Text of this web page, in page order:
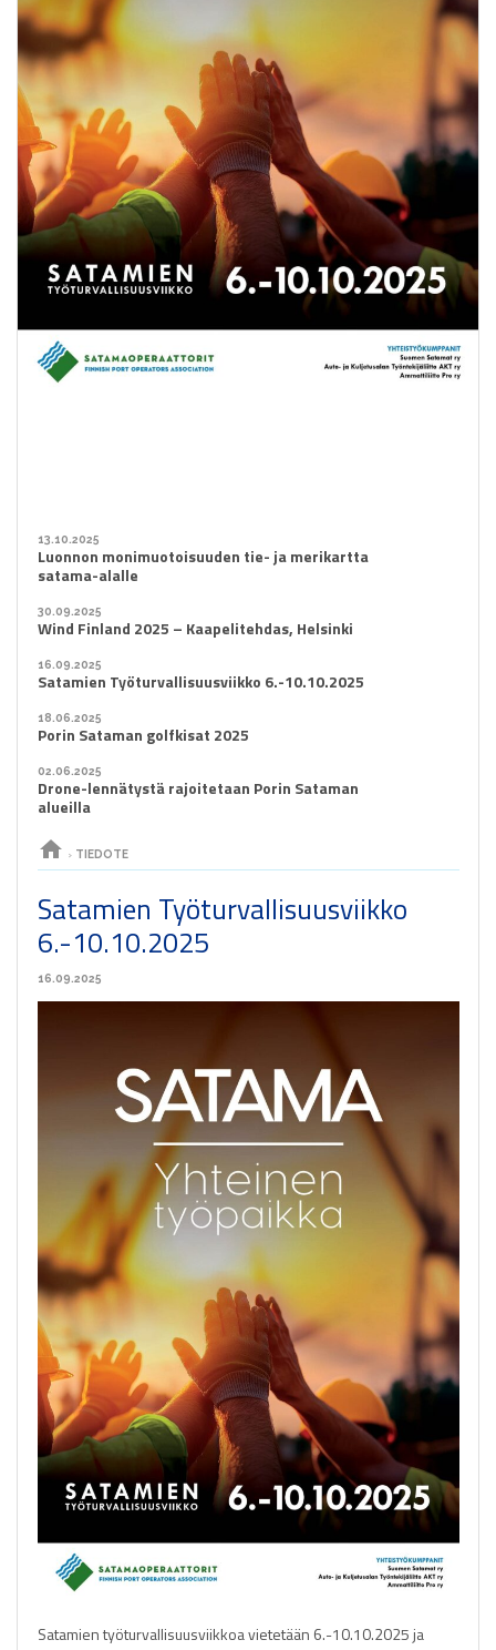
13.10.2025
Luonnon monimuotoisuuden tie- ja merikartta
satama-alalle
30.09.2025
Wind Finland 2025 – Kaapelitehdas, Helsinki
16.09.2025
Satamien Työturvallisuusviikko 6.-10.10.2025
18.06.2025
Porin Sataman golfkisat 2025
02.06.2025
Drone-lennätystä rajoitetaan Porin Sataman
alueilla
home › TIEDOTE
Satamien Työturvallisuusviikko
6.-10.10.2025
16.09.2025
Satamien työturvallisuusviikkoa vietetään 6.-10.10.2025 ja